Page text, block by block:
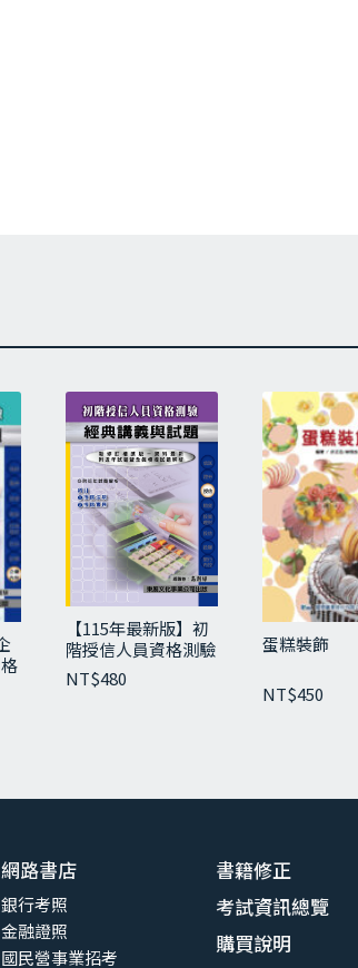
【115年最新版】初
階授信人員資格測驗
經典講義與試題
NT$480
蛋糕裝飾
NT$450
網路書店
銀行考照
金融證照
國民營事業招考
書籍修正
考試資訊總覽
購買說明